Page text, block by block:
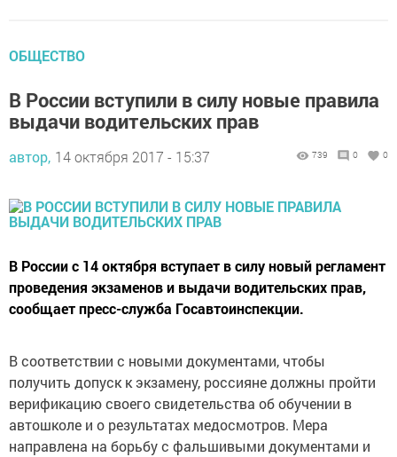
ОБЩЕСТВО
В России вступили в силу новые правила
выдачи водительских прав
автор, 14 октября 2017 - 15:37 739 0 0
В России с 14 октября вступает в силу новый регламент
проведения экзаменов и выдачи водительских прав,
сообщает пресс-служба Госавтоинспекции.
В соответствии с новыми документами, чтобы
получить допуск к экзамену, россияне должны пройти
верификацию своего свидетельства об обучении в
автошколе и о результатах медосмотров. Мера
направлена на борьбу с фальшивыми документами и